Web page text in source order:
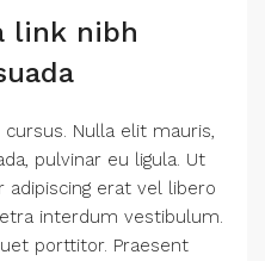
link nibh
Nulla elit mauris,
pulvinar eu ligula. Ut
adipiscing erat vel libero
interdum vestibulum.
porttitor. Praesent